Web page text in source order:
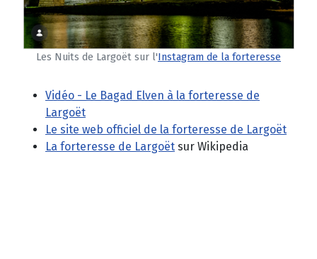
Les Nuits de Largoët sur l'Instagram de la forteresse
Vidéo - Le Bagad Elven à la forteresse de
Largoët
Le site web officiel de la forteresse de Largoët
La forteresse de Largoët sur Wikipedia